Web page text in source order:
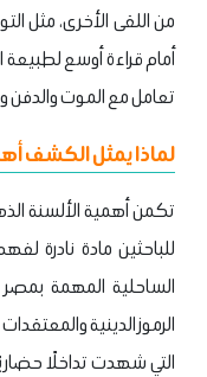
من اللقى الأخرى، مثل
أمام قراءة أوسع
تعامل مع الموت والدفن
لماذا يمثل الكشف
تكمن أهمية الألسنة
للباحثين مادة نادرة
الساحلية المهمة
الرموز الدينية
التي شهدت تداخلًا